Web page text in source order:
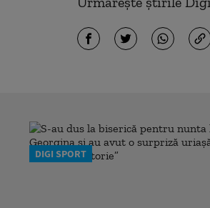
DIGI SPORT